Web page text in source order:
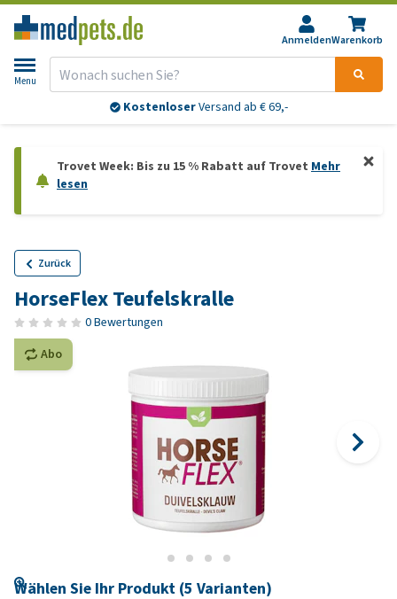
AnmeldenWarenkorb
Menu
KostenloserVersand ab € 69,-
Trovet Week: Bis zu 15 % Rabatt auf Trovet Mehr
lesen
Zurück
HorseFlex Teufelskralle
0 Bewertungen
Abo
Wählen Sie Ihr Produkt (5 Varianten)